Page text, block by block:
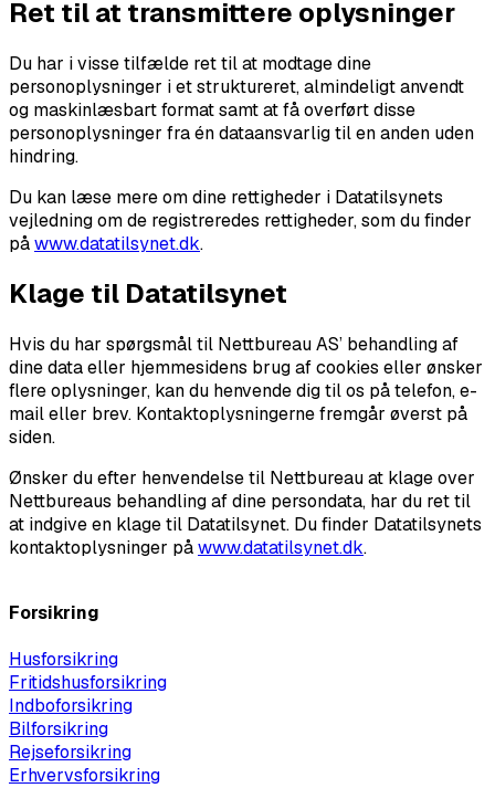
Ret til at transmittere oplysninger
Du har i visse tilfælde ret til at modtage dine
personoplysninger i et struktureret, almindeligt anvendt
og maskinlæsbart format samt at få overført disse
personoplysninger fra én dataansvarlig til en anden uden
hindring.
Du kan læse mere om dine rettigheder i Datatilsynets
vejledning om de registreredes rettigheder, som du finder
påwww.datatilsynet.dk.
Klage til Datatilsynet
Hvis du har spørgsmål til Nettbureau AS’ behandling af
dine data eller hjemmesidens brug af cookies eller ønsker
flere oplysninger, kan du henvende dig til os på telefon, e-
mail eller brev. Kontaktoplysningerne fremgår øverst på
siden.
Ønsker du efter henvendelse til Nettbureau at klage over
Nettbureaus behandling af dine persondata, har du ret til
at indgive en klage til Datatilsynet. Du finder Datatilsynets
kontaktoplysninger påwww.datatilsynet.dk.
Forsikring
Husforsikring
Fritidshusforsikring
Indboforsikring
Bilforsikring
Rejseforsikring
Erhvervsforsikring